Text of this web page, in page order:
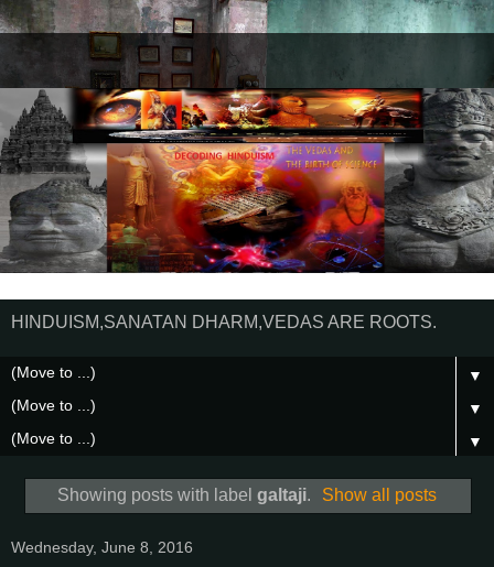
HINDUISM,SANATAN DHARM,VEDAS ARE ROOTS.
▼
▼
▼
Showing posts with label galtaji. Show all posts
Wednesday, June 8, 2016